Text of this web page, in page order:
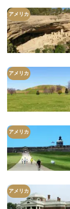
アメリカ
アメリカ
アメリカ
アメリカ